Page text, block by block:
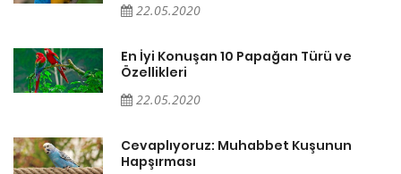
22.05.2020
En İyi Konuşan 10 Papağan Türü ve
Özellikleri
22.05.2020
Cevaplıyoruz: Muhabbet Kuşunun
Hapşırması